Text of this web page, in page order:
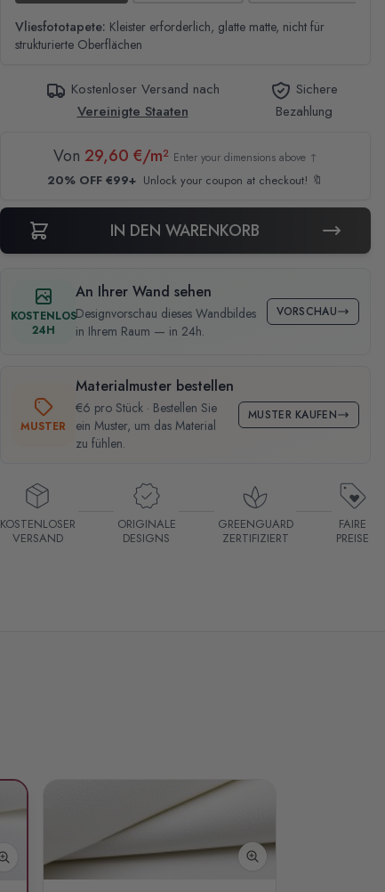
Vliesfototapete: Kleister erforderlich, glatte matte, nicht für
strukturierte Oberflächen
Kostenloser Versand nach
Vereinigte Staaten
Sichere
Bezahlung
Von 29,60 €/m² Enter your dimensions above ↑
20% OFF €99+ Unlock your coupon at checkout! 🔖
IN DEN WARENKORB
KOSTENLOS
24H
An Ihrer Wand sehen
Designvorschau dieses Wandbildes
in Ihrem Raum — in 24h.
VORSCHAU
MUSTER
Materialmuster bestellen
€6 pro Stück · Bestellen Sie
ein Muster, um das Material
zu fühlen.
MUSTER KAUFEN
KOSTENLOSER
VERSAND
ORIGINALE
DESIGNS
GREENGUARD
ZERTIFIZIERT
FAIRE
PREISE